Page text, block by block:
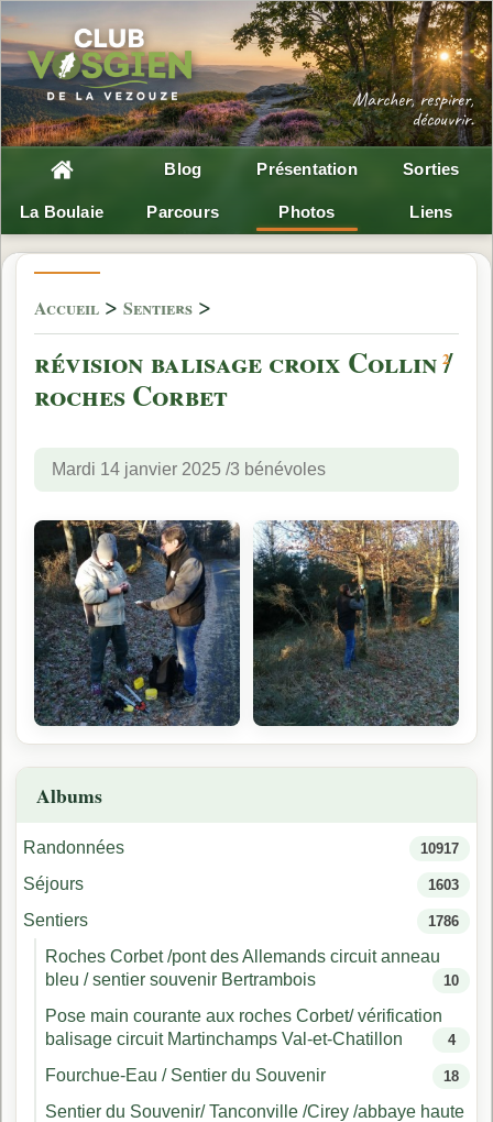
Blog Présentation Sorties
La Boulaie Parcours Photos Liens
Albums
Randonnées 10917
Séjours 1603
Sentiers 1786
Roches Corbet /pont des Allemands circuit anneau
bleu / sentier souvenir Bertrambois
10
Pose main courante aux roches Corbet/ vérification
balisage circuit Martinchamps Val-et-Chatillon
4
Fourchue-Eau / Sentier du Souvenir 18
Sentier du Souvenir/ Tanconville /Cirey /abbaye haute
Accueil > Sentiers >
révision balisage croix Collin /
roches Corbet
2
Mardi 14 janvier 2025 /3 bénévoles